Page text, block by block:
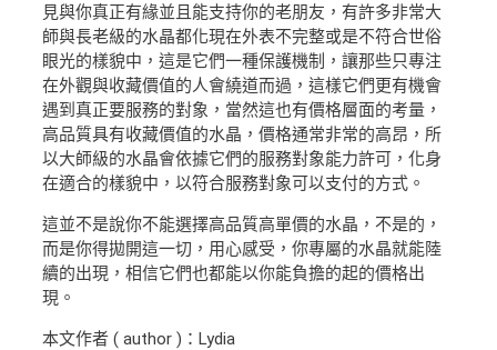
見與你真正有緣並且能支持你的老朋友，有許多非常大
師與長老級的水晶都化現在外表不完整或是不符合世俗
眼光的樣貌中，這是它們一種保護機制，讓那些只專注
在外觀與收藏價值的人會繞道而過，這樣它們更有機會
遇到真正要服務的對象，當然這也有價格層面的考量，
高品質具有收藏價值的水晶，價格通常非常的高昂，所
以大師級的水晶會依據它們的服務對象能力許可，化身
在適合的樣貌中，以符合服務對象可以支付的方式。
這並不是說你不能選擇高品質高單價的水晶，不是的，
而是你得拋開這一切，用心感受，你專屬的水晶就能陸
續的出現，相信它們也都能以你能負擔的起的價格出
現。
本文作者 ( author )：Lydia